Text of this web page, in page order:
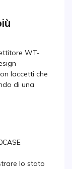
WT-
laccetti che
di una
lo stato